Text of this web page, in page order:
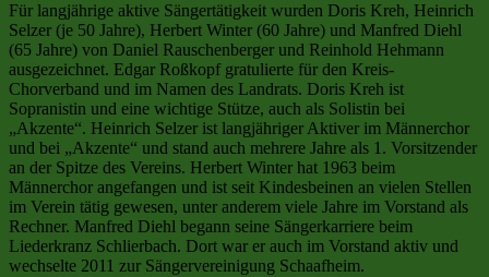
Für langjährige aktive Sängertätigkeit wurden Doris Kreh, Heinrich
Selzer (je 50 Jahre), Herbert Winter (60 Jahre) und Manfred Diehl
(65 Jahre) von Daniel Rauschenberger und Reinhold Hehmann
ausgezeichnet. Edgar Roßkopf gratulierte für den Kreis-
Chorverband und im Namen des Landrats. Doris Kreh ist
Sopranistin und eine wichtige Stütze, auch als Solistin bei
„Akzente“. Heinrich Selzer ist langjähriger Aktiver im Männerchor
und bei „Akzente“ und stand auch mehrere Jahre als 1. Vorsitzender
an der Spitze des Vereins. Herbert Winter hat 1963 beim
Männerchor angefangen und ist seit Kindesbeinen an vielen Stellen
im Verein tätig gewesen, unter anderem viele Jahre im Vorstand als
Rechner. Manfred Diehl begann seine Sängerkarriere beim
Liederkranz Schlierbach. Dort war er auch im Vorstand aktiv und
wechselte 2011 zur Sängervereinigung Schaafheim.